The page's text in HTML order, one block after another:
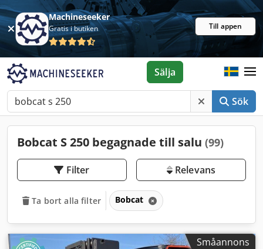
Machineseeker
Gratis i butiken Till appen
Sök
Sälja
Bobcat S 250 begagnade till salu (99)
Filter Relevans
Ta bort alla filter Bobcat
Småannons